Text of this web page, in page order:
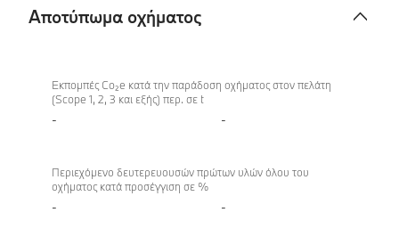
Αποτύπωμα οχήματος
οχήματος
Εκπομπές Co₂e κατά την παράδοση οχήματος στον πελάτη
(Scope 1, 2, 3 και εξής) περ. σε t
- -
Περιεχόμενο δευτερευουσών πρώτων υλών όλου του
οχήματος κατά προσέγγιση σε %
- -